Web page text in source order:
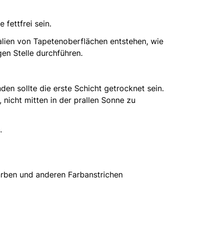
fettfrei sein.
von Tapetenoberflächen entstehen, wie
Stelle durchführen.
sollte die erste Schicht getrocknet sein.
mitten in der prallen Sonne zu
und anderen Farbanstrichen